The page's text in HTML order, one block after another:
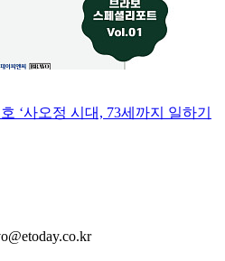
‘사오정 시대, 73세까지 일하기